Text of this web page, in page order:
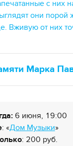
с них
они порой
Вживую от них
Марка
6 июня, 19:00
: «Дом Музыки»
: 200 руб.